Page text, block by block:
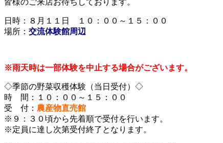
日時：８月１１日 １０：００～１５：００
場所： 交流体験館周辺
※雨天時は一部体験を中止する場合がございます。
◇季節の野菜収穫体験（当日受付）◇
時 間：１０：００～１５：００
受 付： 農産物直売館
※９：３０頃から先着順で受付を行います。
※定員に達し次第受付終了となります。